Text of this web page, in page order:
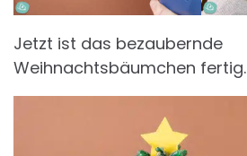
Jetzt ist das bezaubernde
Weihnachtsbäumchen fertig.